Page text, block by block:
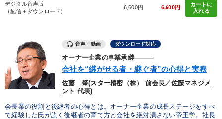
デジタル音声版
（配信＋ダウンロード）
6,600円 6,600円
カートに
入れる
音声・動画 ダウンロード対応
オーナー企業の事業承継―――
会社を“継がせる者・継ぐ者”の心得と実務
佐藤 肇(スター精密（株） 前会長／佐藤マネジメ
ント 代表)
会長業の役割と後継者の心得とは。オーナー企業の成長ステージをすべ
て経験した氏が説く後継者の育て方と会社を絶対潰さない帝王学。社長